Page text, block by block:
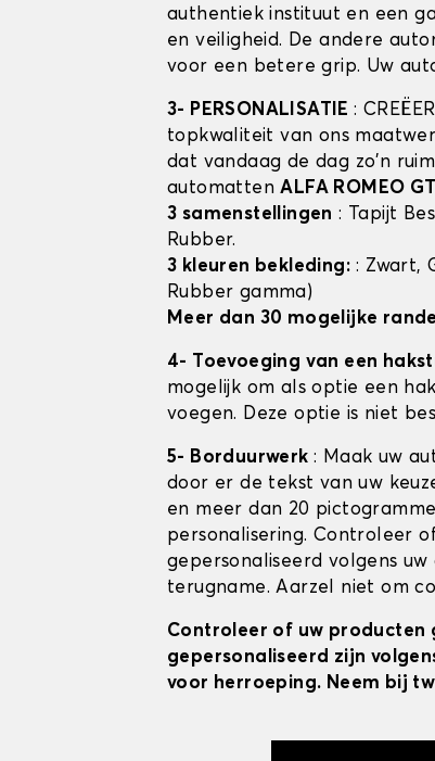
authentiek instituut en een
en veiligheid. De andere
voor een betere grip. Uw
3- PERSONALISATIE:
topkwaliteit van ons
dat vandaag de dag zo'n
automattenALFA ROMEO
3 samenstellingen : Tapijt
Rubber.
3 kleuren bekleding: : Zwart,
Rubber gamma)
Meer dan 30 mogelijke
4- Toevoeging van een
mogelijk om als optie een
voegen. Deze optie is niet
5- Borduurwerk : Maak uw
door er de tekst van uw
en meer dan 20
personalisering. Controleer
gepersonaliseerd volgens
terugname. Aarzel niet om
Controleer of uw producten
gepersonaliseerd zijn
voor herroeping. Neem bij